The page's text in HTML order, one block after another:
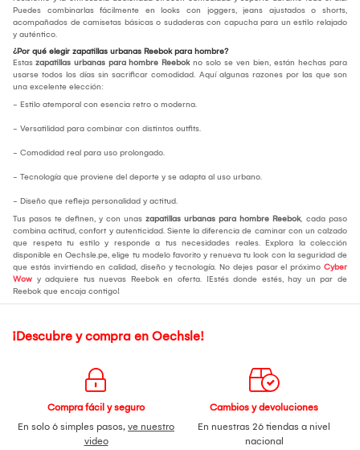
Puedes combinarlas fácilmente en looks con joggers, jeans ajustados o shorts,
acompañados de camisetas básicas o sudaderas con capucha para un estilo relajado
y auténtico.
¿Por qué elegir zapatillas urbanas Reebok para hombre?
Estas zapatillas urbanas para hombre Reebokno solo se ven bien, están hechas para
usarse todos los días sin sacrificar comodidad. Aquí algunas razones por las que son
una excelente elección:
- Estilo atemporal con esencia retro o moderna.
- Versatilidad para combinar con distintos outfits.
- Comodidad real para uso prolongado.
- Tecnología que proviene del deporte y se adapta al uso urbano.
- Diseño que refleja personalidad y actitud.
Tus pasos te definen, y con unas zapatillas urbanas para hombre Reebok, cada paso
combina actitud, confort y autenticidad. Siente la diferencia de caminar con un calzado
que respeta tu estilo y responde a tus necesidades reales. Explora la colección
disponible en Oechsle.pe, elige tu modelo favorito y renueva tu look con la seguridad de
que estás invirtiendo en calidad, diseño y tecnología. No dejes pasar el próximo Cyber
Wow y adquiere tus nuevas Reebok en oferta. ¡Estés donde estés, hay un par de
Reebok que encaja contigo!
¡Descubre y compra en Oechsle!
Compra fácil y seguro
En solo 6 simples pasos, ve nuestro
video
Cambios y devoluciones
En nuestras 26 tiendas a nivel
nacional